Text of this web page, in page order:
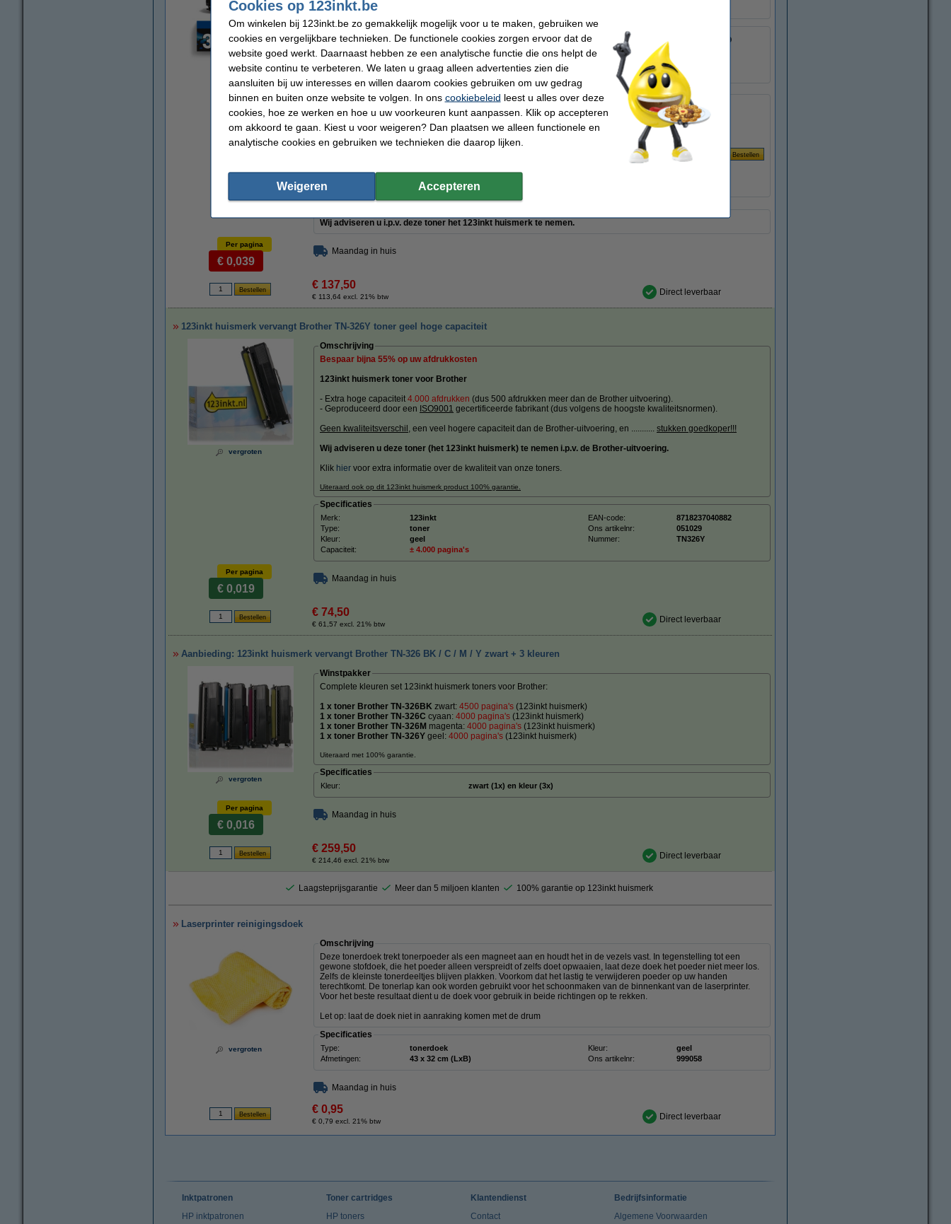
vergroten
Dit betreft eenmilieuproduct
Specificaties
Merk: Brother EAN-code:
4977766735049
Type:
toner Ons artikelnr:
Nummer:
Capaciteit:
± 3.500 pagina's
Bespaar bijna 55%op uw afdrukkosten
Bespaar op uw afdrukkosten. Én print500 pagina's meer.
123inkt huismerk vervangt Brother TN-326Y toner geel hoge capaciteit
Per pagina
€ 0,019
Wij adviseren u i.p.v. deze toner het 123inkt huismerk te nemen.
Per pagina
€ 0,039
Maandag in huis
€ 137,50
€ 113,64 excl. 21% btw Direct leverbaar
123inkt huismerk vervangt Brother TN-326Y toner geel hoge capaciteit
vergroten
Omschrijving
Bespaar bijna 55% op uw afdrukkosten
123inkt huismerk toner voor Brother
- Extra hoge capaciteit 4.000 afdrukken (dus 500 afdrukken meer dan de Brother uitvoering).
- Geproduceerd door een ISO9001 gecertificeerde fabrikant (dus volgens de hoogste kwaliteitsnormen).
Geen kwaliteitsverschil , een veel hogere capaciteit dan de Brother-uitvoering, en ........... stukken goedkoper!!!
Wij adviseren u deze toner (het 123inkt huismerk) te nemen i.p.v. de Brother-uitvoering.
Klik hier voor extra informatie over de kwaliteit van onze toners.
Uiteraard ook op dit 123inkt huismerk product 100% garantie.
Specificaties
Merk: 123inkt EAN-code:
8718237040882
Type:
toner Ons artikelnr:
051029
Kleur:
geel Nummer:
TN326Y
Capaciteit:
± 4.000 pagina's
Per pagina
€ 0,019
Maandag in huis
€ 74,50
€ 61,57 excl. 21% btw Direct leverbaar
Aanbieding: 123inkt huismerk vervangt Brother TN-326 BK / C / M / Y zwart + 3 kleuren
vergroten
Winstpakker
Complete kleuren set 123inkt huismerk toners voor Brother:
1 x toner Brother TN-326BK zwart: 4500 pagina's (123inkt huismerk)
1 x toner Brother TN-326C cyaan: 4000 pagina's (123inkt huismerk)
1 x toner Brother TN-326M magenta: 4000 pagina's (123inkt huismerk)
1 x toner Brother TN-326Y geel: 4000 pagina's (123inkt huismerk)
Uiteraard met 100% garantie.
Specificaties
Kleur: zwart (1x) en kleur (3x)
Per pagina
€ 0,016
Maandag in huis
€ 259,50
€ 214,46 excl. 21% btw Direct leverbaar
Laagsteprijsgarantie Meer dan 5 miljoen klanten 100% garantie op 123inkt huismerk
Laserprinter reinigingsdoek
vergroten
Omschrijving
Deze tonerdoek trekt tonerpoeder als een magneet aan en houdt het in de vezels vast. In tegenstelling tot een
gewone stofdoek, die het poeder alleen verspreidt of zelfs doet opwaaien, laat deze doek het poeder niet meer los.
Zelfs de kleinste tonerdeeltjes blijven plakken. Voorkom dat het lastig te verwijderen poeder op uw handen
terechtkomt. De tonerlap kan ook worden gebruikt voor het schoonmaken van de binnenkant van de laserprinter.
Voor het beste resultaat dient u de doek voor gebruik in beide richtingen op te rekken.
Let op: laat de doek niet in aanraking komen met de drum
Specificaties
Type: tonerdoek Kleur:
geel
Afmetingen:
43 x 32 cm (LxB) Ons artikelnr: 999058
Maandag in huis
€ 0,95
€ 0,79 excl. 21% btw Direct leverbaar
Inktpatronen
HP inktpatronen
Toner cartridges
HP toners
Klantendienst
Contact
Bedrijfsinformatie
Algemene Voorwaarden
Cookies op 123inkt.be
Om winkelen bij 123inkt.be zo gemakkelijk mogelijk voor u te maken, gebruiken we
cookies en vergelijkbare technieken. De functionele cookies zorgen ervoor dat de
website goed werkt. Daarnaast hebben ze een analytische functie die ons helpt de
website continu te verbeteren. We laten u graag alleen advertenties zien die
aansluiten bij uw interesses en willen daarom cookies gebruiken om uw gedrag
binnen en buiten onze website te volgen. In ons cookiebeleid leest u alles over deze
cookies, hoe ze werken en hoe u uw voorkeuren kunt aanpassen. Klik op accepteren
om akkoord te gaan. Kiest u voor weigeren? Dan plaatsen we alleen functionele en
analytische cookies en gebruiken we technieken die daarop lijken.
Weigeren Accepteren